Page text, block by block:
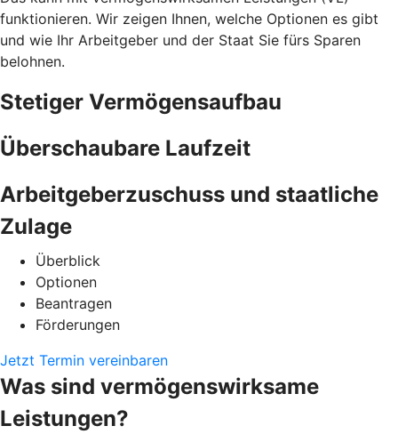
funktionieren. Wir zeigen Ihnen, welche Optionen es gibt
und wie Ihr Arbeitgeber und der Staat Sie fürs Sparen
belohnen.
Stetiger Vermögensaufbau
Überschaubare Laufzeit
Arbeitgeberzuschuss und staatliche
Zulage
Überblick
Optionen
Beantragen
Förderungen
Jetzt Termin vereinbaren
Was sind vermögenswirksame
Leistungen?